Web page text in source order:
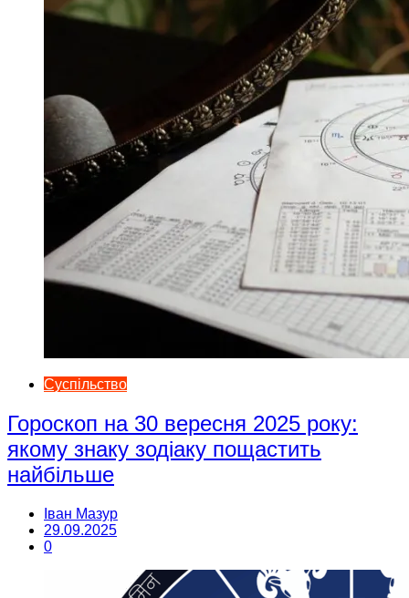
Суспільство
Гороскоп на 30 вересня 2025 року:
якому знаку зодіаку пощастить
найбільше
Іван Мазур
29.09.2025
0